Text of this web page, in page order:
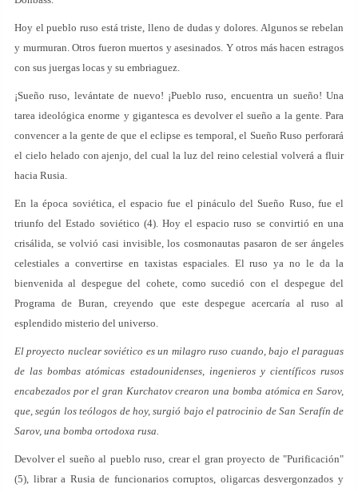
Hoy el pueblo ruso está triste, lleno de dudas y dolores. Algunos se rebelan
y murmuran. Otros fueron muertos y asesinados. Y otros más hacen estragos
con sus juergas locas y su embriaguez.
¡Sueño ruso, levántate de nuevo! ¡Pueblo ruso, encuentra un sueño! Una
tarea ideológica enorme y gigantesca es devolver el sueño a la gente. Para
convencer a la gente de que el eclipse es temporal, el Sueño Ruso perforará
el cielo helado con ajenjo, del cual la luz del reino celestial volverá a fluir
hacia Rusia.
En la época soviética, el espacio fue el pináculo del Sueño Ruso, fue el
triunfo del Estado soviético (4). Hoy el espacio ruso se convirtió en una
crisálida, se volvió casi invisible, los cosmonautas pasaron de ser ángeles
celestiales a convertirse en taxistas espaciales. El ruso ya no le da la
bienvenida al despegue del cohete, como sucedió con el despegue del
Programa de Buran, creyendo que este despegue acercaría al ruso al
esplendido misterio del universo.
El proyecto nuclear soviético es un milagro ruso cuando, bajo el paraguas
de las bombas atómicas estadounidenses, ingenieros y científicos rusos
encabezados por el gran Kurchatov crearon una bomba atómica en Sarov,
que, según los teólogos de hoy, surgió bajo el patrocinio de San Serafín de
Sarov, una bomba ortodoxa rusa.
Devolver el sueño al pueblo ruso, crear el gran proyecto de "Purificación"
(5), librar a Rusia de funcionarios corruptos, oligarcas desvergonzados y